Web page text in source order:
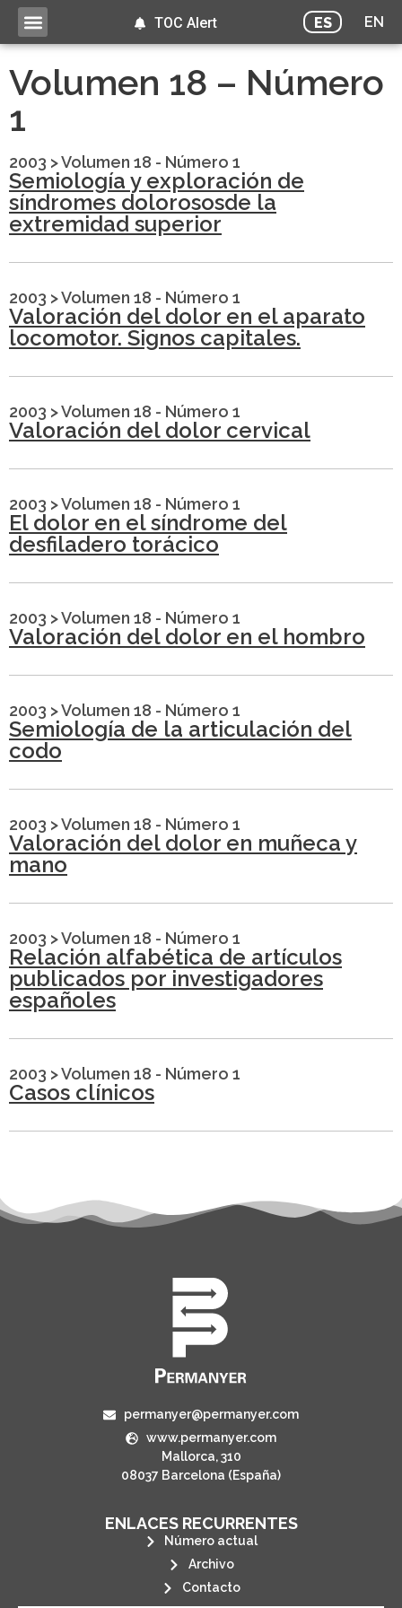
ES EN
TOC Alert
Volumen 18 – Número
1
2003 >Volumen 18 - Número 1
Semiología y exploración de
síndromes dolorososde la
extremidad superior
2003 >Volumen 18 - Número 1
Valoración del dolor en el aparato
locomotor. Signos capitales.
2003 >Volumen 18 - Número 1
Valoración del dolor cervical
2003 >Volumen 18 - Número 1
El dolor en el síndrome del
desfiladero torácico
2003 >Volumen 18 - Número 1
Valoración del dolor en el hombro
2003 >Volumen 18 - Número 1
Semiología de la articulación del
codo
2003 >Volumen 18 - Número 1
Valoración del dolor en muñeca y
mano
2003 >Volumen 18 - Número 1
Relación alfabética de artículos
publicados por investigadores
españoles
2003 >Volumen 18 - Número 1
Casos clínicos
permanyer@permanyer.com
www.permanyer.com
Mallorca, 310
08037 Barcelona (España)
ENLACES RECURRENTES
Número actual
Archivo
Contacto